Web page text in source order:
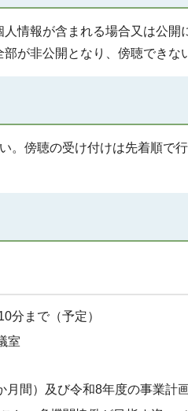
情報が含まれる場合又は公開
が非公開となり、傍聴できな
。傍聴の受け付けは先着順で
分まで（予定）
室
月間）及び令和8年度の事業計